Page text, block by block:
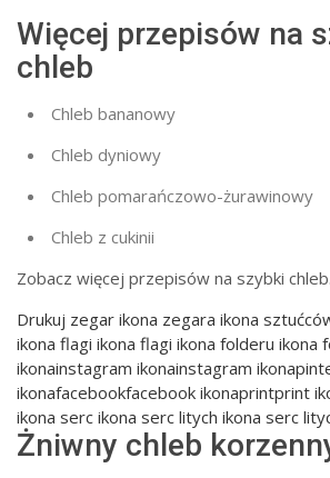
Więcej przepisów na
chleb
Chleb bananowy
Chleb dyniowy
Chleb pomarańczowo-żurawinowy
Chleb z cukinii
Zobacz więcej przepisów na szybki chleb.
Drukuj zegar ikona zegara ikona
ikona flagi ikona flagi ikona folderu ikona
ikonainstagram ikonainstagram
ikonafacebookfacebook ikonaprintprint
ikona serc ikona serc litych ikona serc
Żniwny chleb